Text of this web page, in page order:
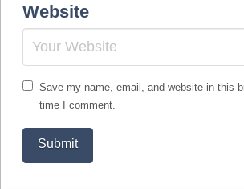
Website
Save my name, email, and website in this
time I comment.